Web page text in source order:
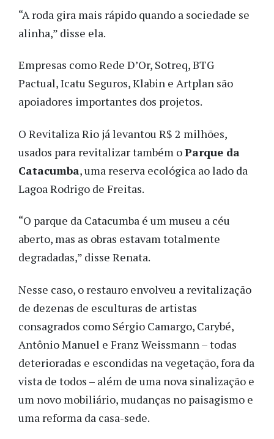
“A roda gira mais rápido quando a sociedade se
alinha,” disse ela.
Empresas como Rede D’Or, Sotreq, BTG
Pactual, Icatu Seguros, Klabin e Artplan são
apoiadores importantes dos projetos.
O Revitaliza Rio já levantou R$ 2 milhões,
usados para revitalizar também oParque da
Catacumba, uma reserva ecológica ao lado da
Lagoa Rodrigo de Freitas.
“O parque da Catacumba é um museu a céu
aberto, mas as obras estavam totalmente
degradadas,” disse Renata.
Nesse caso, o restauro envolveu a revitalização
de dezenas de esculturas de artistas
consagrados como Sérgio Camargo, Carybé,
Antônio Manuel e Franz Weissmann – todas
deterioradas e escondidas na vegetação, fora da
vista de todos – além de uma nova sinalização e
um novo mobiliário, mudanças no paisagismo e
uma reforma da casa-sede.